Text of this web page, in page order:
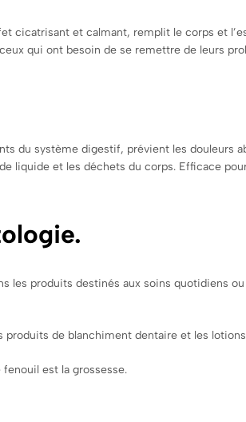
cicatrisant et calmant, remplit le corps et
qui ont besoin de se remettre de leurs
du système digestif, prévient les
liquide et les déchets du corps. Efficace
les produits destinés aux soins quotidiens
de blanchiment dentaire et les
est la grossesse.